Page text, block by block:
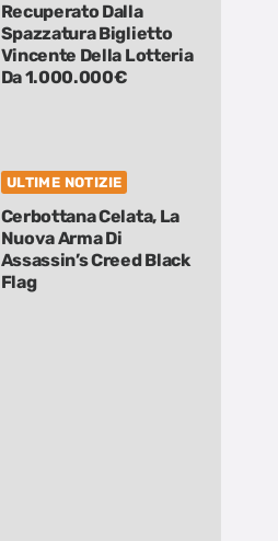
Recuperato Dalla
Spazzatura Biglietto
Vincente Della Lotteria
Da 1.000.000€
ULTIME NOTIZIE
Cerbottana Celata, La
Nuova Arma Di
Assassin’s Creed Black
Flag